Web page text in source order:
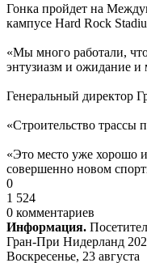
Гонка пройдет на
кампусе Hard Rock
«Мы много работали,
энтузиазм и ожидание и
Генеральный директор
«Строительство трассы
«Это место уже хорошо
совершенно новом
0
1 524
0 комментариев
Информация.
Гран-При Нидерланд
Воскресенье, 23 августа